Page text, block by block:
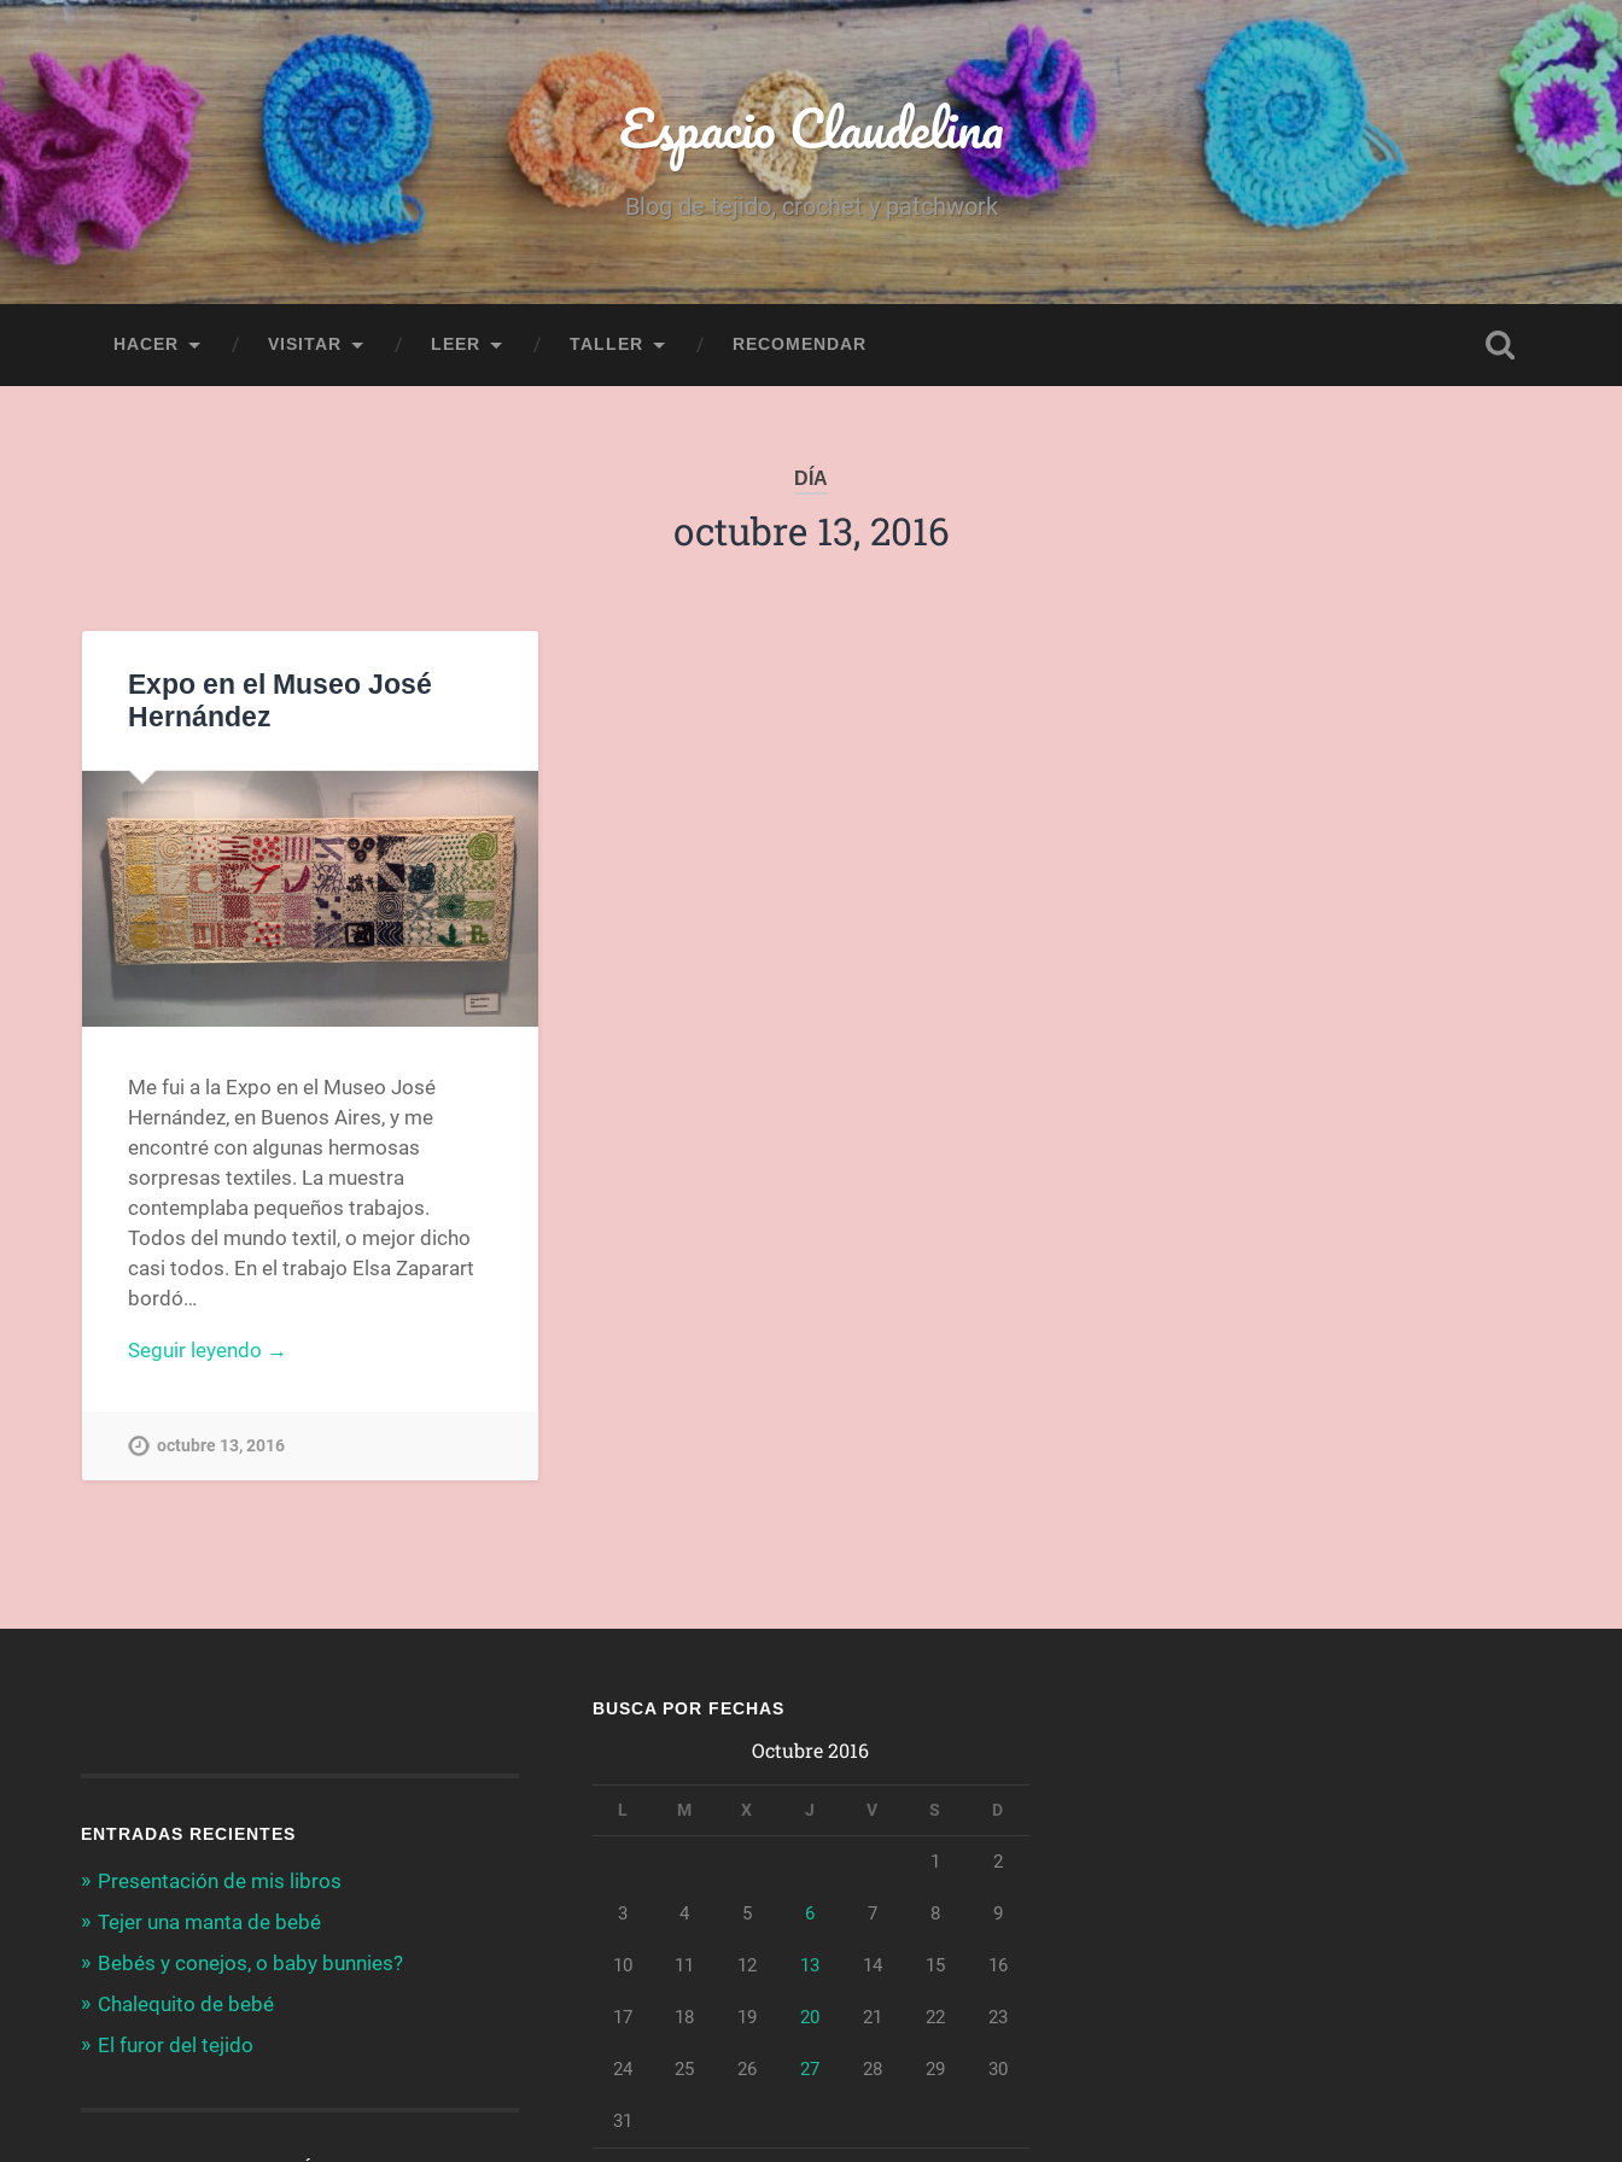
Espacio Claudelina
Blog de tejido, crochet y patchwork
HACER VISITAR LEER TALLER RECOMENDAR
DÍA
octubre 13, 2016
Expo en el Museo José
Hernández
Me fui a la Expo en el Museo José
Hernández, en Buenos Aires, y me
encontré con algunas hermosas
sorpresas textiles. La muestra
contemplaba pequeños trabajos.
Todos del mundo textil, o mejor dicho
casi todos. En el trabajo Elsa Zaparart
bordó…
Seguir leyendo →
octubre 13, 2016
ENTRADAS RECIENTES
Presentación de mis libros
Tejer una manta de bebé
Bebés y conejos, o baby bunnies?
Chalequito de bebé
El furor del tejido
BUSCA POR FECHAS
Octubre 2016
L M X J V S D
1 2
3 4 5 6 7 8 9
10 11 12 13 14 15 16
17 18 19 20 21 22 23
24 25 26 27 28 29 30
31